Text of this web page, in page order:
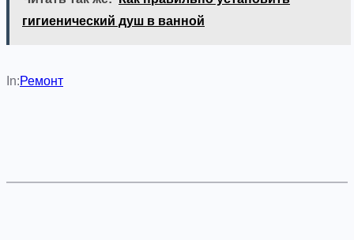
гигиенический душ в ванной
In:Ремонт